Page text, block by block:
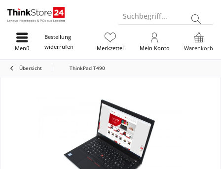
Suchbegriff...
Bestellung
widerrufen
Warenkorb
Merkzettel Mein Konto
Menü
Übersicht ThinkPad T490